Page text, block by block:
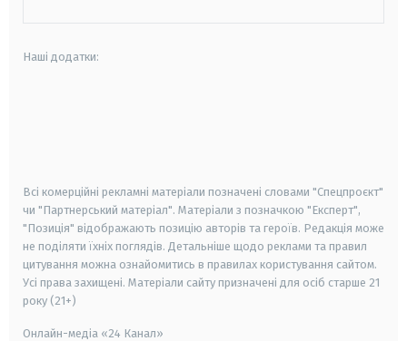
Наші додатки:
Всі комерційні рекламні матеріали позначені словами "Спецпроєкт"
чи "Партнерський матеріал". Матеріали з позначкою "Експерт",
"Позиція" відображають позицію авторів та героїв. Редакція може
не поділяти їхніх поглядів. Детальніше щодо реклами та правил
цитування можна ознайомитись в правилах користування сайтом.
Усі права захищені. Матеріали сайту призначені для осіб старше 21
року (21+)
Онлайн-медіа «24 Канал»